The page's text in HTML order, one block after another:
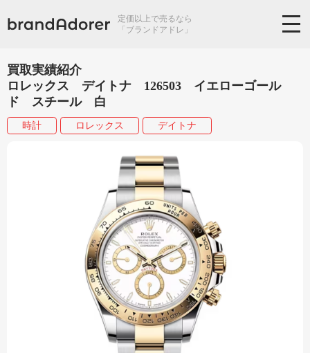
定価以上で売るなら
「ブランドアドレ」
買取実績紹介
ロレックス デイトナ 126503 イエローゴール
ド スチール 白
時計 ロレックス デイトナ